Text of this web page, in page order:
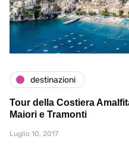
destinazioni
Tour della Costiera
Maiori e Tramonti
Luglio 10, 2017